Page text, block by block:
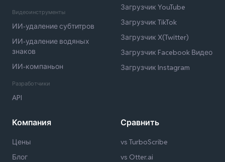
Видеоинструменты
ИИ-удаление субтитров
ИИ-удаление водяных
знаков
ИИ-компаньон
Разработчики
API
Загрузчик YouTube
Загрузчик TikTok
Загрузчик X(Twitter)
Загрузчик Facebook Видео
Загрузчик Instagram
Компания
Цены
Блог
Сравнить
vs TurboScribe
vs Otter.ai